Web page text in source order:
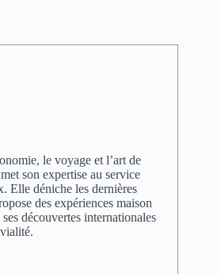
le voyage et l’art de
son expertise au service
Elle déniche les dernières
des expériences maison
découvertes internationales